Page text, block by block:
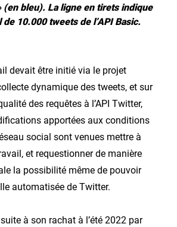
(en bleu). La ligne en tirets indique
10.000 tweets de l’API Basic.
devait être initié via le projet
dynamique des tweets, et sur
des requêtes à l’API Twitter,
apportées aux conditions
social sont venues mettre à
et requestionner de manière
la possibilité même de pouvoir
automatisée de Twitter.
à son rachat à l’été 2022 par